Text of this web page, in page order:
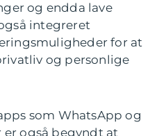
og endda lave
integreret
for at
og personlige
som WhatsApp og
er også begyndt at